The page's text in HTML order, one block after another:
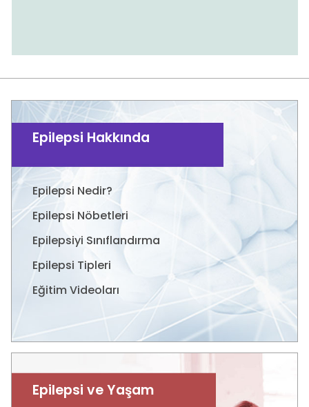
Epilepsi Hakkında
Epilepsi Nedir?
Epilepsi Nöbetleri
Epilepsiyi Sınıflandırma
Epilepsi Tipleri
Eğitim Videoları
Epilepsi ve Yaşam